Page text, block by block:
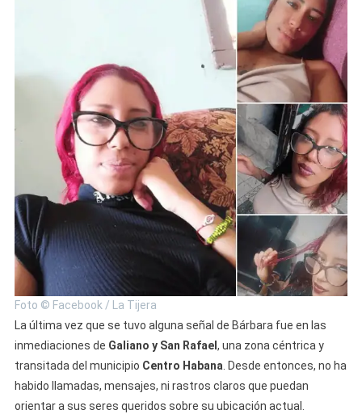
Foto © Facebook / La Tijera
La última vez que se tuvo alguna señal de Bárbara fue en las
inmediaciones de Galiano y San Rafael , una zona céntrica y
transitada del municipio Centro Habana. Desde entonces, no ha
habido llamadas, mensajes, ni rastros claros que puedan
orientar a sus seres queridos sobre su ubicación actual.